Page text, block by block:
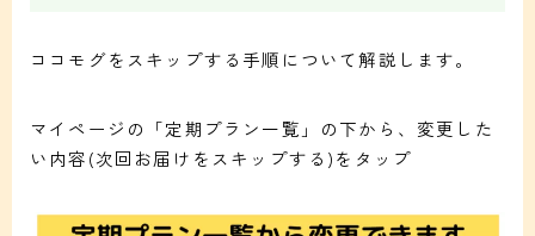
ココモグをスキップする手順について解説します。
マイページの「定期プラン一覧」の下から、変更した
い内容(次回お届けをスキップする)をタップ